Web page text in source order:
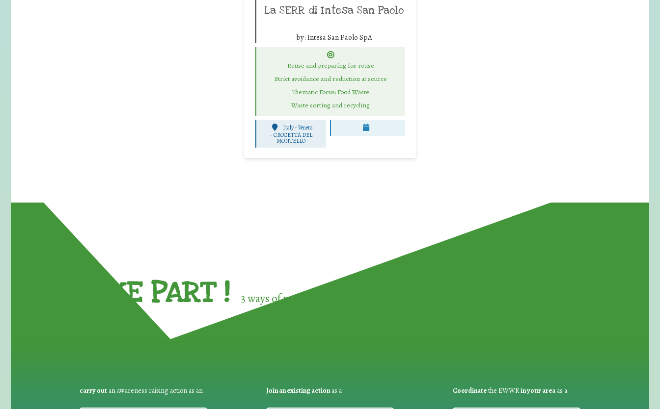
La SERR di Intesa San Paolo
by: Intesa San Paolo SpA
Reuse and preparing for reuse
Strict avoidance and reduction at source
Thematic Focus: Food Waste
Waste sorting and recycling
Italy - Veneto
-CROCETTA DEL
MONTELLO
TAKE PART ! 3 ways of participating in the
carry out an awareness raising action as an Join an existing actionas a Coordinatethe EWWRin your areaas a